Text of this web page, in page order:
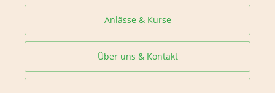
Anlässe & Kurse
Über uns & Kontakt